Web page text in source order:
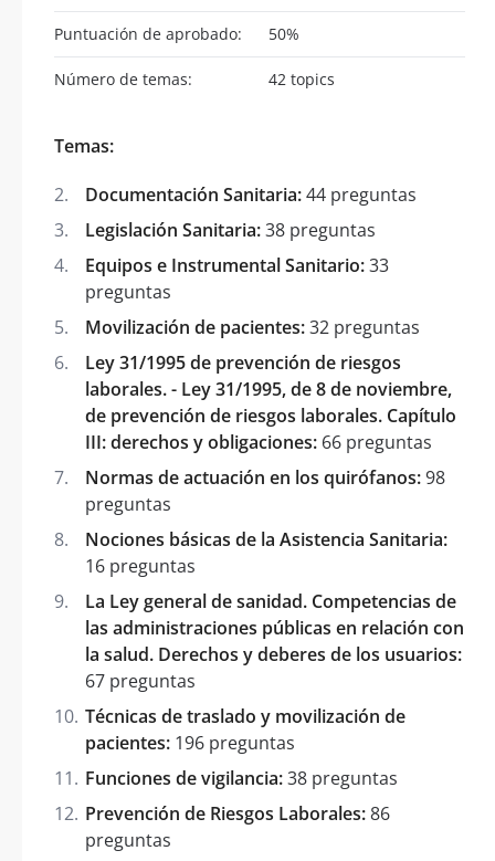
Puntuación de aprobado: 50%
Número de temas: 42 topics
Temas:
Documentación Sanitaria:44 preguntas
Legislación Sanitaria:38 preguntas
Equipos e Instrumental Sanitario:33
preguntas
Movilización de pacientes:32 preguntas
Ley 31/1995 de prevención de riesgos
laborales. - Ley 31/1995, de 8 de noviembre,
de prevención de riesgos laborales. Capítulo
III: derechos y obligaciones: 66 preguntas
Normas de actuación en los quirófanos:98
preguntas
Nociones básicas de la Asistencia Sanitaria:
16 preguntas
La Ley general de sanidad. Competencias de
las administraciones públicas en relación con
la salud. Derechos y deberes de los usuarios:
67 preguntas
Técnicas de traslado y movilización de
pacientes: 196 preguntas
Funciones de vigilancia:38 preguntas
Prevención de Riesgos Laborales:86
preguntas